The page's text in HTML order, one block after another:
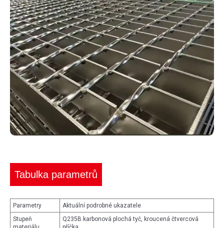
Tabulka parametrů
Parametry
Aktuální podrobné ukazatele
Stupeň
Q235B karbonová plochá tyč, kroucená čtvercová